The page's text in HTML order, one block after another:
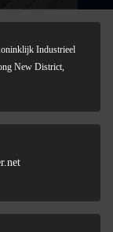
Industrieel
New District,